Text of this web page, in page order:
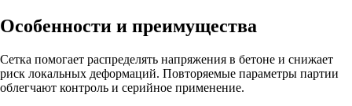
Особенности и преимущества
Сетка помогает распределять напряжения в бетоне и снижает
риск локальных деформаций. Повторяемые параметры партии
облегчают контроль и серийное применение.